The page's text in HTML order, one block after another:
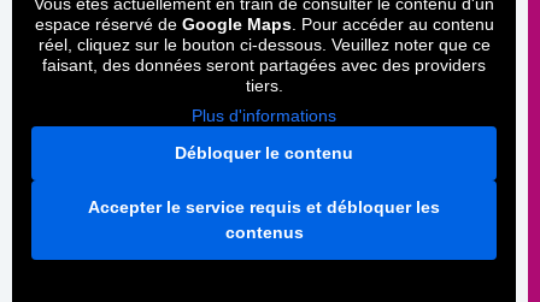
Vous êtes actuellement en train de consulter le contenu d'un
espace réservé de Google Maps. Pour accéder au contenu
réel, cliquez sur le bouton ci-dessous. Veuillez noter que ce
faisant, des données seront partagées avec des providers
tiers.
Plus d'informations
Débloquer le contenu
Accepter le service requis et débloquer les
contenus